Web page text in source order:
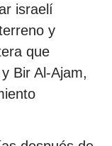
israelí
y
que
Bir Al-Ajam,